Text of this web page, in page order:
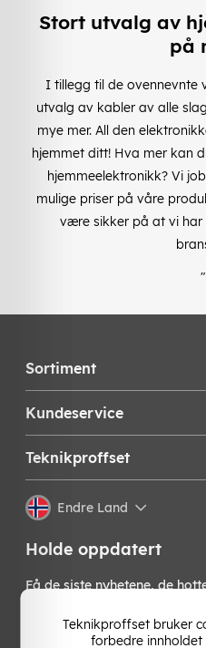
Stort utvalg av
på
I tillegg til de ovennevnte
utvalg av kabler av alle
mye mer. All den
hjemmet ditt! Hva mer kan
hjemmeelektronikk? Vi
mulige priser på våre
være sikker på at vi har
"
Sortiment
Kundeservice
Teknikproffset
Endre Land
Holde oppdatert
Få de siste nyhetene, de
nyhetsbrev!
Teknikproffset bruker
forbedre